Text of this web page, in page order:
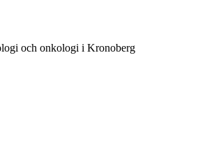
och onkologi i Kronoberg